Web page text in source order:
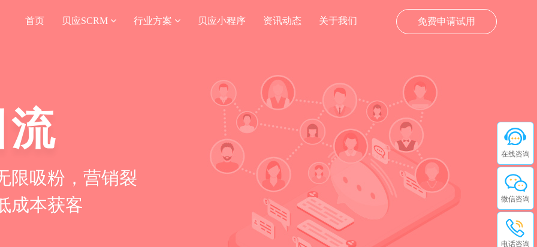
免费申请试用
首页 贝应SCRM 行业方案 贝应小程序 资讯动态 关于我们
流
限吸粉，营销裂
成本获客
在线咨询
微信咨询
电话咨询